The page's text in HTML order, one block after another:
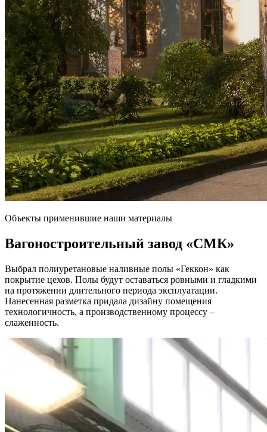
Объекты применившие наши материалы
Вагоностроительный завод «СМК»
Выбрал полиуретановые наливные полы «Геккон» как
покрытие цехов. Полы будут оставаться ровными и гладкими
на протяжении длительного периода эксплуатации.
Нанесенная разметка придала дизайну помещения
технологичность, а производственному процессу –
слаженность.